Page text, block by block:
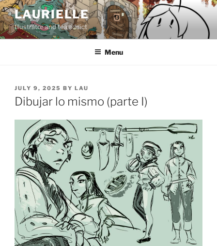
Skip
to
content
LAURIELLE
Illustrator and tea addict
Menu
POSTED
ON
JULY 9, 2025 BY LAU
Dibujar lo mismo (parte I)